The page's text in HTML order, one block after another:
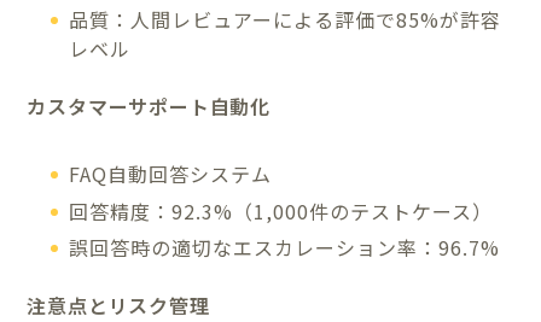
品質：人間レビュアーによる評価で85%が許容
レベル
カスタマーサポート自動化
FAQ自動回答システム
回答精度：92.3%（1,000件のテストケース）
誤回答時の適切なエスカレーション率：96.7%
注意点とリスク管理